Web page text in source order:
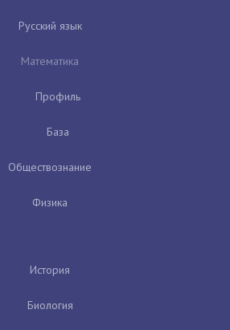
Русский язык
Математика
Профиль
База
Обществознание
Физика
История
Биология